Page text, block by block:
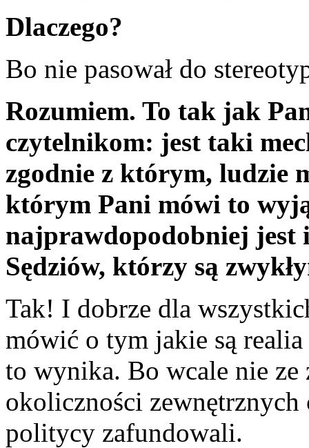
Dlaczego?
Bo nie pasował do
Rozumiem. To tak jak
czytelnikom: jest taki
zgodnie z którym, ludzie
którym Pani mówi to
najprawdopodobniej jest
Sędziów, którzy są
Tak! I dobrze dla
mówić o tym jakie są
to wynika. Bo wcale nie ze
okoliczności
politycy zafundowali.